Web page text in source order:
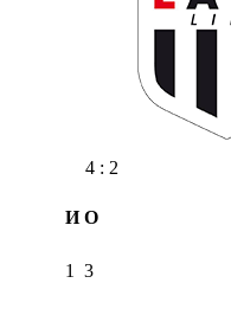
4 : 2
И О
1 3